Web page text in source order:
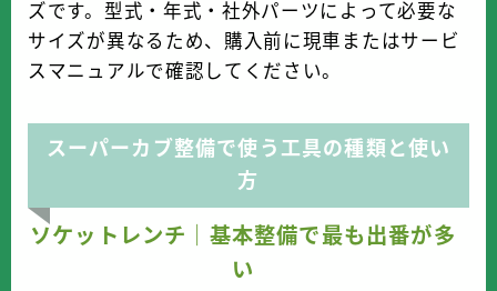
ズです。型式・年式・社外パーツによって必要な
サイズが異なるため、購入前に現車またはサービ
スマニュアルで確認してください。
スーパーカブ整備で使う工具の種類と使い
方
ソケットレンチ｜基本整備で最も出番が多
い